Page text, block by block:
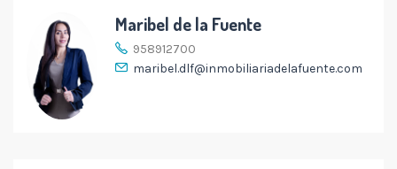
Maribel de la Fuente
958912700
maribel.dlf@inmobiliariadelafuente.com